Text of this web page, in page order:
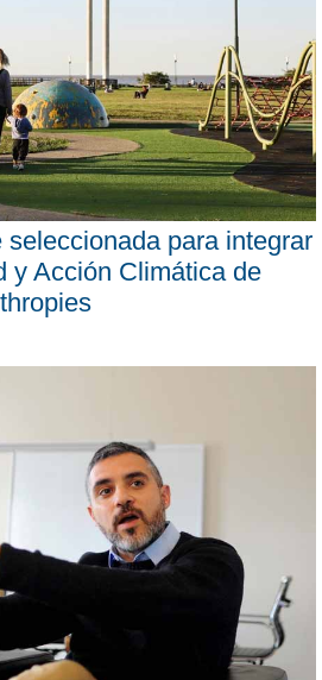
para integrar
y Acción Climática de